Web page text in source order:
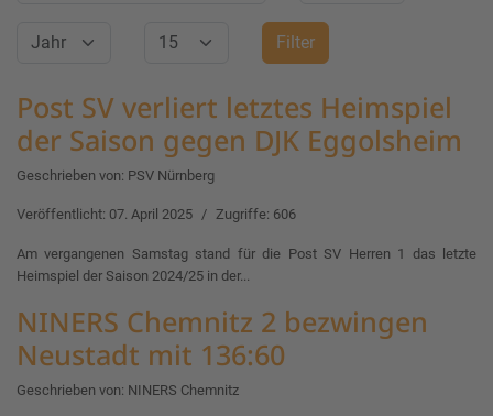
Jahr Anzeige #
Filter
Post SV verliert letztes Heimspiel
der Saison gegen DJK Eggolsheim
Geschrieben von: PSV Nürnberg
Veröffentlicht: 07. April 2025 Zugriffe: 606
Am vergangenen Samstag stand für die Post SV Herren 1 das letzte
Heimspiel der Saison 2024/25 in der...
NINERS Chemnitz 2 bezwingen
Neustadt mit 136:60
Geschrieben von: NINERS Chemnitz